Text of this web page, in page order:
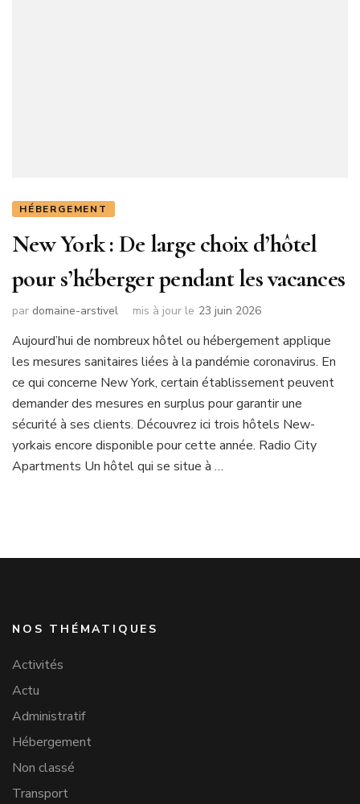
HÉBERGEMENT
New York : De large choix d’hôtel
pour s’héberger pendant les vacances
par domaine-arstivel mis à jour le 23 juin 2026
Aujourd’hui de nombreux hôtel ou hébergement applique
les mesures sanitaires liées à la pandémie coronavirus. En
ce qui concerne New York, certain établissement peuvent
demander des mesures en surplus pour garantir une
sécurité à ses clients. Découvrez ici trois hôtels New-
yorkais encore disponible pour cette année. Radio City
Apartments Un hôtel qui se situe à …
NOS THÉMATIQUES
Activités
Actu
Administratif
Hébergement
Non classé
Transport